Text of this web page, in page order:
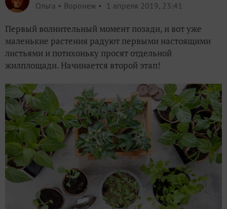
Ольга Воронеж 1 апреля 2019, 23:41
Первый волнительный момент позади, и вот уже
маленькие растения радуют первыми настоящими
листьями и потихоньку просят отдельной
жилплощади. Начинается второй этап!